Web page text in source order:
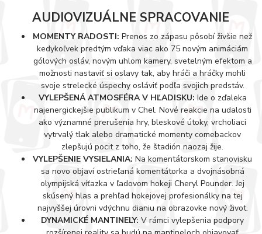
AUDIOVIZUÁLNE SPRACOVANIE
MOMENTY RADOSTI: Prenos zo zápasu pôsobí živšie než
kedykoľvek predtým vďaka viac ako 75 novým animáciám
gólových osláv, novým uhlom kamery, svetelným efektom a
možnosti nastaviť si oslavy tak, aby hráči a hráčky mohli
svoje strelecké úspechy osláviť podľa svojich predstáv.
VYLEPŠENÁ ATMOSFÉRA V HĽADISKU: Ide o zďaleka
najenergickejšie publikum v Chel. Nové reakcie na udalosti
ako významné prerušenia hry, bleskové útoky, vrcholiaci
vytrvalý tlak alebo dramatické momenty comebackov
zlepšujú pocit z toho, že štadión naozaj žije.
VYLEPŠENIE VYSIELANIA: Na komentátorskom stanovisku
sa novo objaví ostrieľaná komentátorka a dvojnásobná
olympijská víťazka v ľadovom hokeji Cheryl Pounder. Jej
skúsený hlas a prehľad hokejovej profesionálky na tej
najvyššej úrovni vdýchnu dianiu na obrazovke nový život.
DYNAMICKÉ MANTINELY: V rámci vylepšenia podpory